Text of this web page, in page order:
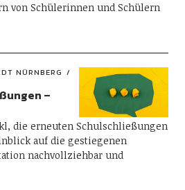
von Schülerinnen und Schülern
NÜRNBERG
–
die erneuten Schulschließungen
auf die gestiegenen
nachvollziehbar und